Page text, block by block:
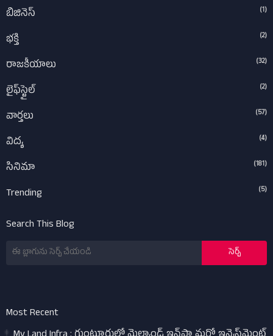
బిజినెస్ (1)
భక్తి (2)
రాజకీయాలు (32)
లైఫ్‌స్టైల్‌ (2)
వార్తలు (57)
విద్య (4)
సినిమా (181)
Trending (5)
Search This Blog
Most Recent